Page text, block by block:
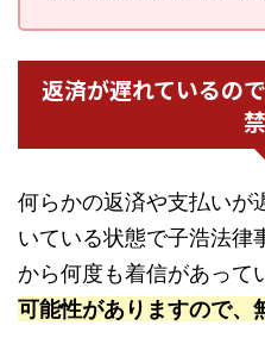
返済が遅れているの
何らかの返済や支払いが
いている状態で子浩法律
から何度も着信があって
可能性がありますので、